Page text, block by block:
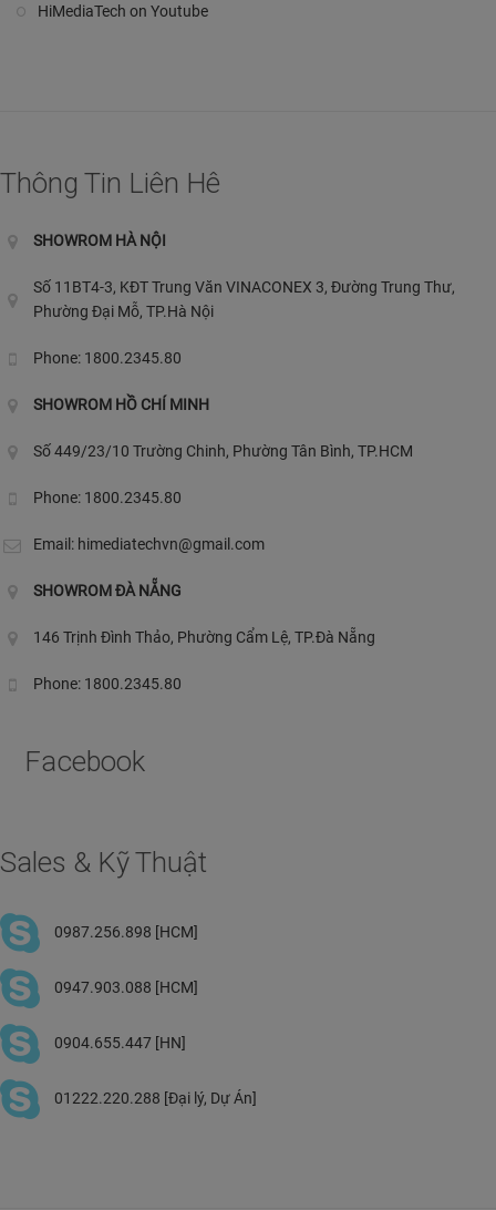
HiMediaTech on Youtube
Thông Tin Liên Hê
SHOWROM HÀ NỘI
Số 11BT4-3, KĐT Trung Văn VINACONEX 3, Đường Trung Thư,
Phường Đại Mỗ, TP.Hà Nội
Phone: 1800.2345.80
SHOWROM HỒ CHÍ MINH
Số 449/23/10 Trường Chinh, Phường Tân Bình, TP.HCM
Phone: 1800.2345.80
Email: himediatechvn@gmail.com
SHOWROM ĐÀ NẴNG
146 Trịnh Đình Thảo, Phường Cẩm Lệ, TP.Đà Nẵng
Phone: 1800.2345.80
Facebook
Sales & Kỹ Thuật
0987.256.898 [HCM]
0947.903.088 [HCM]
0904.655.447 [HN]
01222.220.288 [Đại lý, Dự Án]